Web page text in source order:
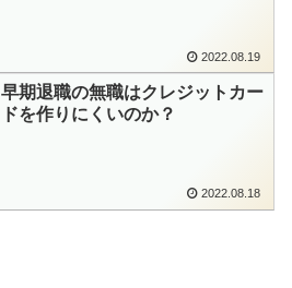
2022.08.19
早期退職の無職はクレジットカー
ドを作りにくいのか？
2022.08.18